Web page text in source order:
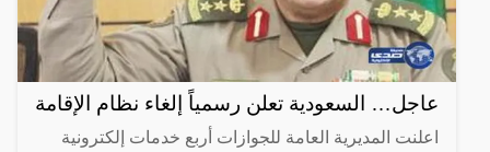
عاجل… السعودية تعلن رسمياً إلغاء نظام الإقامة
اعلنت المديرية العامة للجوازات أربع خدمات إلكترونية